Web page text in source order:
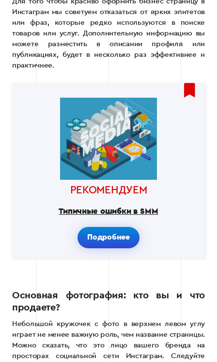
Инстаграм мы советуем отказаться от ярких эпитетов
или фраз, которые редко используются в поиске
товаров или услуг. Дополнительную информацию вы
можете разместить в описании профиля или
публикациях, будет в несколько раз эффективнее и
практичнее.
РЕКОМЕНДУЕМ
Типичные ошибки в SMM
Подробнее
Основная фотография: кто вы и что
продаете?
Небольшой кружочек с фото в верхнем левом углу
играет не менее важную роль, чем название страницы.
Можно сказать, что это лицо вашего бренда на
просторах социальной сети Инстаграм. Следуйте